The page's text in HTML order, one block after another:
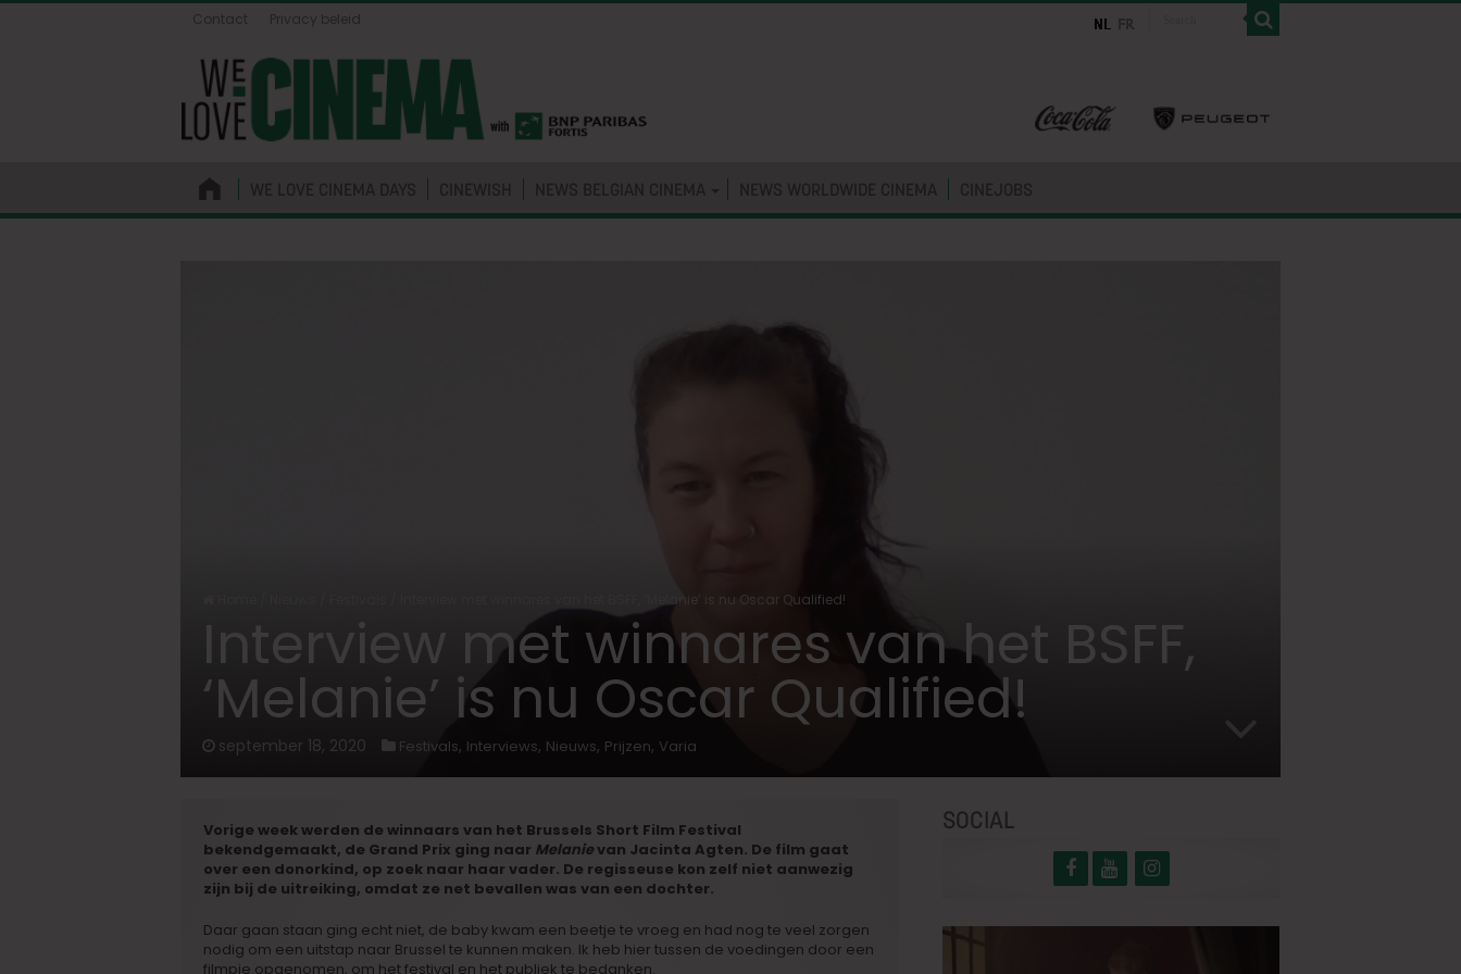
Contact Privacy beleid
WE LOVE CINEMA DAYS CINEWISH NEWS BELGIAN CINEMA NEWS WORLDWIDE CINEMA CINEJOBS
Interview met winnares van het BSFF, ‘Melanie’ is nu Oscar Qualified!
Interview met winnares van het BSFF,
‘Melanie’ is nu Oscar Qualified!
september 18, 2020 Festivals, Interviews, Nieuws, Prijzen, Varia
Vorige week werden de winnaars van het Brussels Short Film Festival
bekendgemaakt, de Grand Prix ging naar Melanievan Jacinta Agten. De film gaat
over een donorkind, op zoek naar haar vader. De regisseuse kon zelf niet aanwezig
zijn bij de uitreiking, omdat ze net bevallen was van een dochter.
Daar gaan staan ging echt niet, de baby kwam een beetje te vroeg en had nog te veel zorgen
nodig om een uitstap naar Brussel te kunnen maken. Ik heb hier tussen de voedingen door een
filmpje opgenomen, om het festival en het publiek te bedanken.
SOCIAL